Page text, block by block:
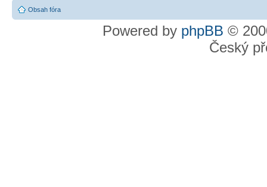
Obsah fóra
Powered by phpBB ©
Český